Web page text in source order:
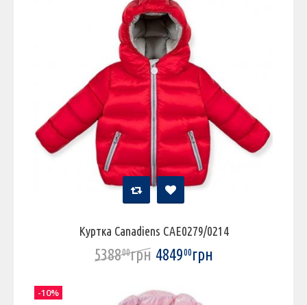
Куртка Canadiens CAE0279/0214
538800грн 484900грн
-10%